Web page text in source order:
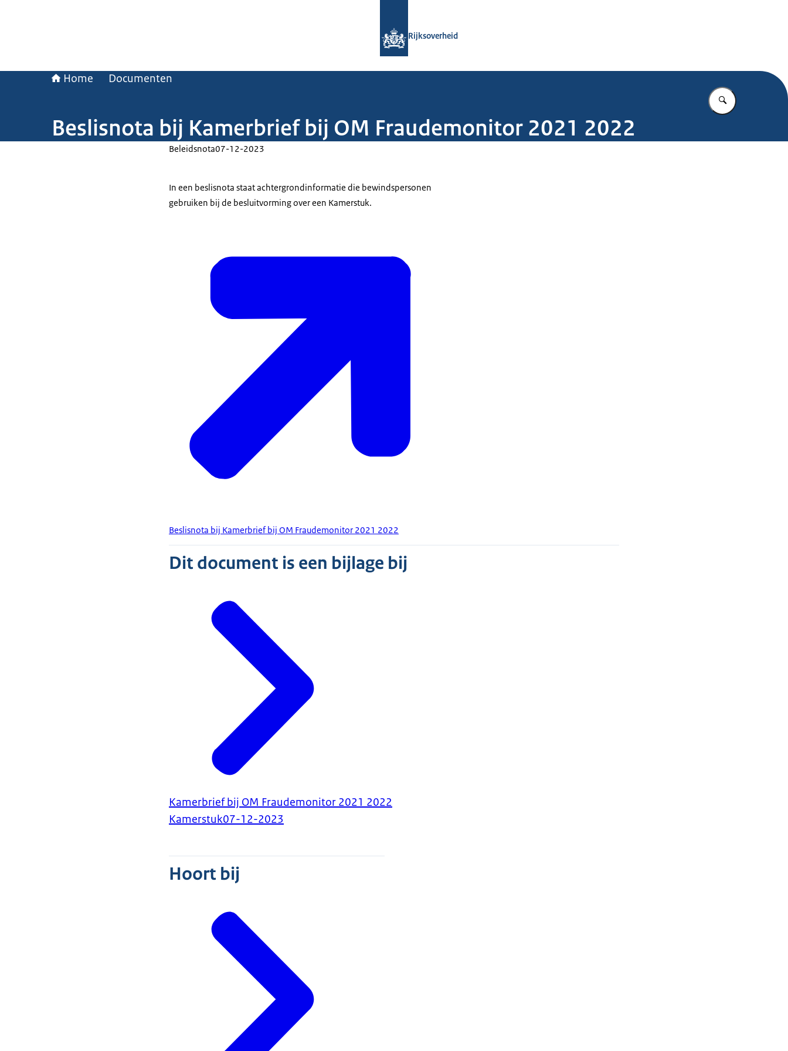
Rijksoverheid
Home Documenten
Vul in wat u
Beslisnota bij Kamerbrief bij OM Fraudemonitor 2021 2022
Beleidsnota07-12-2023
In een beslisnota staat achtergrondinformatie die bewindspersonen
gebruiken bij de besluitvorming over een Kamerstuk.
Beslisnota bij Kamerbrief bij OM Fraudemonitor 2021 2022
Dit document is een bijlage bij
Kamerbrief bij OM Fraudemonitor 2021 2022
Kamerstuk07-12-2023
Hoort bij